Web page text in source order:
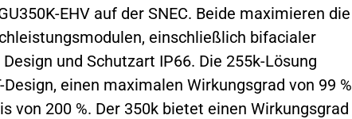
EHV auf der SNEC. Beide maximieren die
einschließlich bifacialer
und Schutzart IP66. Die 255k-Lösung
einen maximalen Wirkungsgrad von 99 %
von 200 %. Der 350k bietet einen Wirkungsgrad